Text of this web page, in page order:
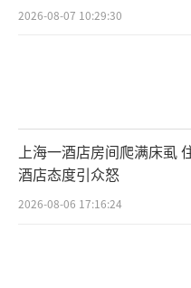
2026-08-07 10:29:30
上海一酒店房间爬满床虱
酒店态度引众怒
2026-08-06 17:16:24